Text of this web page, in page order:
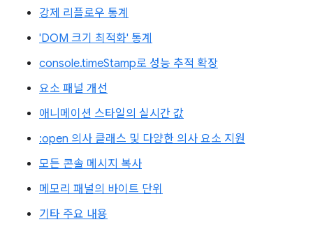
강제 리플로우 통계
'DOM 크기 최적화' 통계
console.timeStamp로 성능 추적 확장
요소 패널 개선
애니메이션 스타일의 실시간 값
:open 의사 클래스 및 다양한 의사 요소 지원
모든 콘솔 메시지 복사
메모리 패널의 바이트 단위
기타 주요 내용